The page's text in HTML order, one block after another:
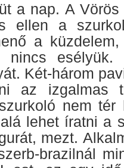
a nap. A Vörös
ellen a
a
nincs esélyük.
Két-három
az izgalmas
nem tér
lehet íratni a
mezt.
brazilnál